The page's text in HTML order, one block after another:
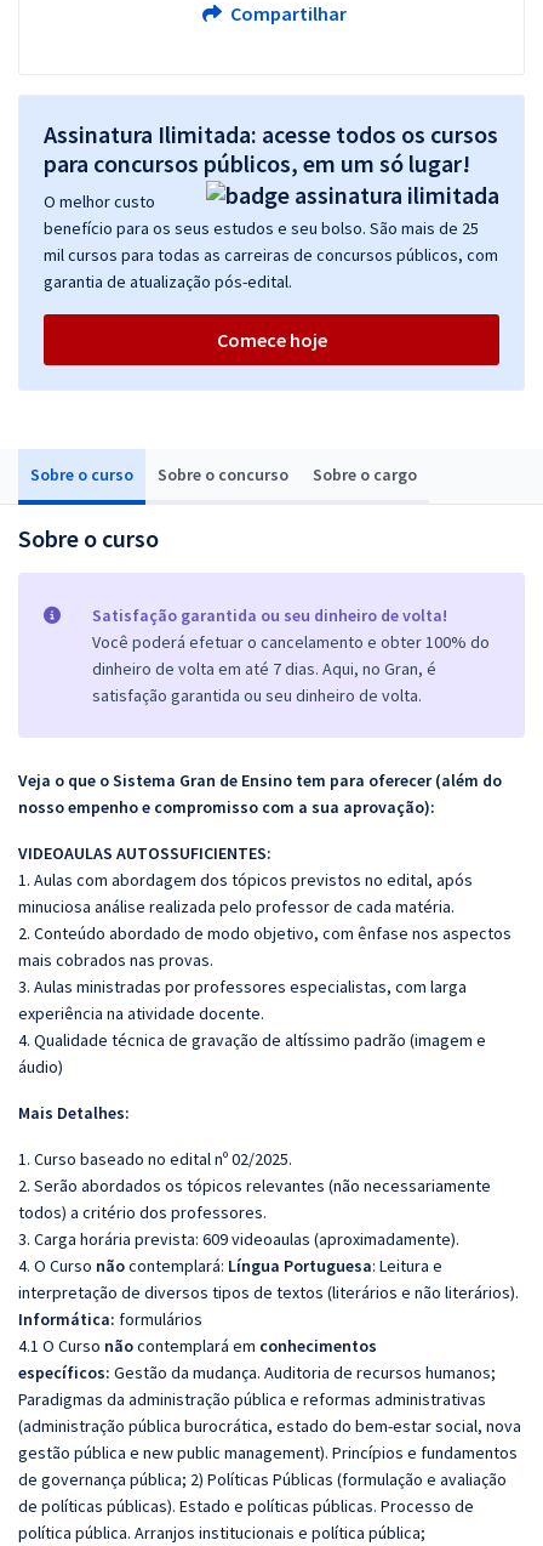
Sobre o curso Sobre o concurso Sobre o cargo
Sobre o curso
Satisfação garantida ou seu dinheiro de volta!
Você poderá efetuar o cancelamento e obter 100% do
dinheiro de volta em até 7 dias. Aqui, no Gran, é
satisfação garantida ou seu dinheiro de volta.
Veja o que o Sistema Gran de Ensino tem para oferecer (além do
nosso empenho e compromisso com a sua aprovação):
VIDEOAULAS AUTOSSUFICIENTES:
1. Aulas com abordagem dos tópicos previstos no edital, após
minuciosa análise realizada pelo professor de cada matéria.
2. Conteúdo abordado de modo objetivo, com ênfase nos aspectos
mais cobrados nas provas.
3. Aulas ministradas por professores especialistas, com larga
experiência na atividade docente.
4. Qualidade técnica de gravação de altíssimo padrão (imagem e
áudio)
Mais Detalhes:
1. Curso baseado no edital nº 02/2025.
2. Serão abordados os tópicos relevantes (não necessariamente
todos) a critério dos professores.
3. Carga horária prevista: 609 videoaulas (aproximadamente).
4. O Curso nãocontemplará: Língua Portuguesa: Leitura e
interpretação de diversos tipos de textos (literários e não literários).
Informática: formulários
4.1 O Curso nãocontemplará em conhecimentos
específicos: Gestão da mudança. Auditoria de recursos humanos;
Paradigmas da administração pública e reformas administrativas
(administração pública burocrática, estado do bem-estar social, nova
gestão pública e newpublic management). Princípios e fundamentos
de governança pública; 2) Políticas Públicas (formulação e avaliação
de políticas públicas). Estado e políticas públicas. Processo de
política pública. Arranjos institucionais e política pública;
Compartilhar
Assinatura Ilimitada: acesse todos os cursos
para concursos públicos, em um só lugar!
O melhor custo
benefício para os seus estudos e seu bolso. São mais de 25
mil cursos para todas as carreiras de concursos públicos, com
garantia de atualização pós-edital.
Comece hoje